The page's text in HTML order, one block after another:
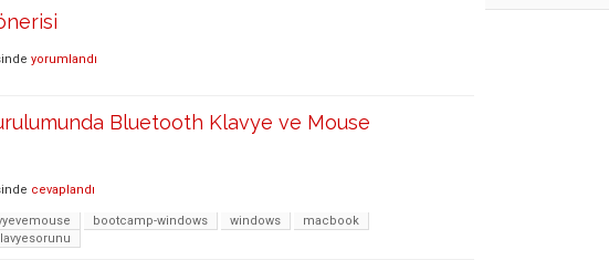
yorumlandı
Bluetooth Klavye ve Mouse
cevaplandı
bootcamp-windows windows
macbook